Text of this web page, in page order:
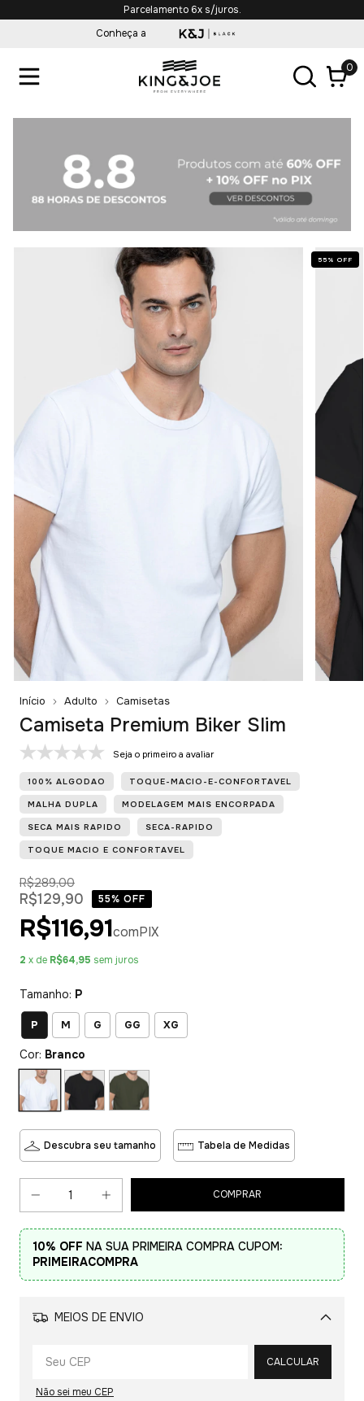
Parcelamento 6x s/juros.
Conheça a
0
55 % OFF
Início Adulto Camisetas
Camiseta Premium Biker Slim
Seja o primeiro a avaliar
100% ALGODAO TOQUE-MACIO-E-CONFORTAVEL
MALHA DUPLA MODELAGEM MAIS ENCORPADA
SECA MAIS RAPIDO SECA-RAPIDO
TOQUE MACIO E CONFORTAVEL
R$289,00
R$129,90 55% OFF
R$116,91comPIX
2 x de R$64,95 sem juros
Tamanho: P
P M G GG XG
Cor: Branco
Descubra seu tamanho Tabela de Medidas
10% OFF NA SUA PRIMEIRA COMPRA CUPOM:
PRIMEIRACOMPRA
MEIOS DE ENVIO
Alterar CEP
CALCULAR
Não sei meu CEP